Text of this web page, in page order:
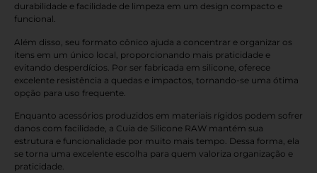
durabilidade e facilidade de limpeza em um design compacto e
funcional.
Além disso, seu formato cônico ajuda a concentrar e organizar os
itens em um único local, proporcionando mais praticidade e
evitando desperdícios. Por ser fabricada em silicone, oferece
excelente resistência a quedas e impactos, tornando-se uma ótima
opção para uso frequente.
Enquanto acessórios produzidos em materiais rígidos podem sofrer
danos com facilidade, a Cuia de Silicone RAW mantém sua
estrutura e funcionalidade por muito mais tempo. Dessa forma, ela
se torna uma excelente escolha para quem valoriza organização e
praticidade.